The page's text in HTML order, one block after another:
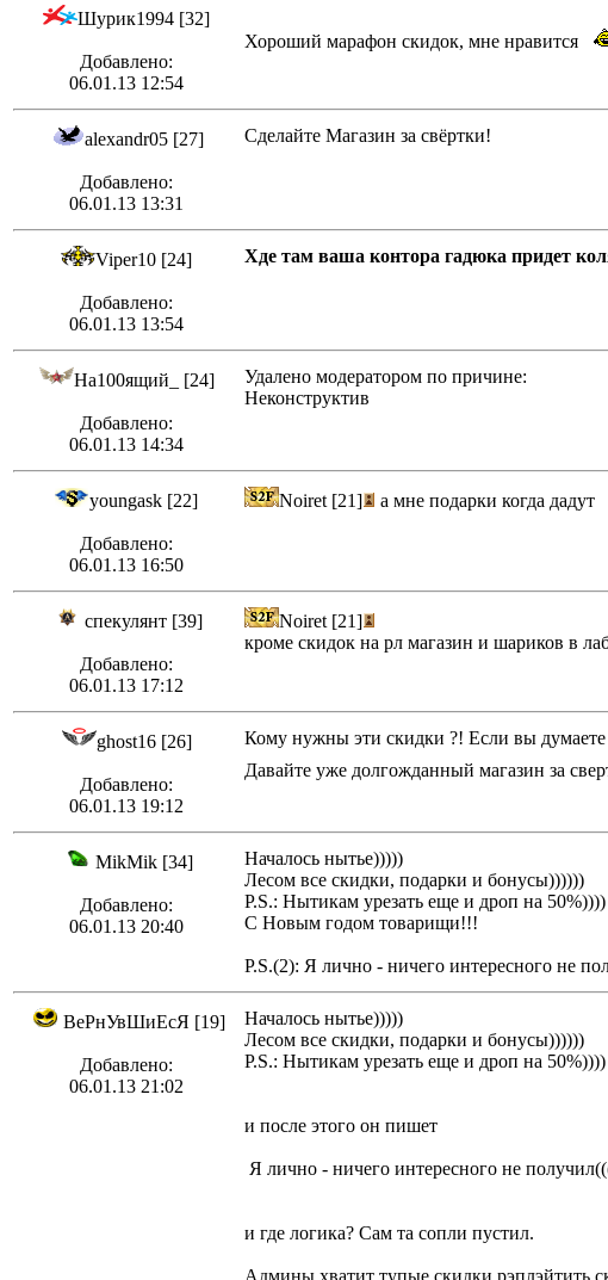
Шурик1994 [32]
Добавлено:
06.01.13 12:54
Хороший марафон скидок, мне нравится
alexandr05 [27]
Добавлено:
06.01.13 13:31
Сделайте Магазин за свёртки!
Viper10 [24]
Добавлено:
06.01.13 13:54
Хде там ваша контора гадюка придет
На100ящий_ [24]
Добавлено:
06.01.13 14:34
Удалено модератором по причине:
Неконструктив
youngask [22]
Добавлено:
06.01.13 16:50
Noiret [21] а мне подарки когда дадут
спекулянт [39]
Добавлено:
06.01.13 17:12
Noiret [21]
кроме скидок на рл магазин и шариков в
ghost16 [26]
Добавлено:
06.01.13 19:12
Кому нужны эти скидки ?! Если вы
Давайте уже долгожданный магазин за
MikMik [34]
Добавлено:
06.01.13 20:40
Началось нытье)))))
Лесом все скидки, подарки и бонусы))))))
P.S.: Нытикам урезать еще и дроп на 50%))))
С Новым годом товарищи!!!
P.S.(2): Я лично - ничего интересного не
ВеРнУвШиЕсЯ [19]
Добавлено:
06.01.13 21:02
Началось нытье)))))
Лесом все скидки, подарки и бонусы))))))
P.S.: Нытикам урезать еще и дроп на 50%))))
и после этого он пишет
Я лично - ничего интересного не
и где логика? Сам та сопли пустил.